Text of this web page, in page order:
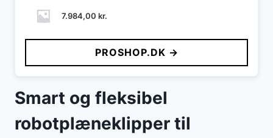
7.984,00 kr.
PROSHOP.DK →
Smart og fleksibel
robotplæneklipper til